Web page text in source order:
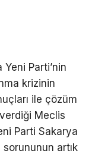
Yeni Parti’nin
krizinin
ile çözüm
Meclis
Parti Sakarya
artık